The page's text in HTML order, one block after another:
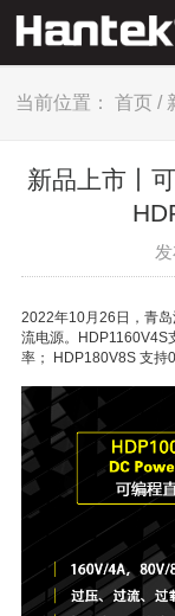
当前位置： 首页 /
新品上市丨
2022年10月26日，青
流电源。HDP1160V4S
率； HDP180V8S 支持